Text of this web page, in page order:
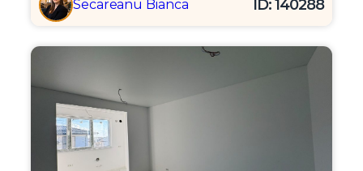
Secareanu Bianca ID: 140288